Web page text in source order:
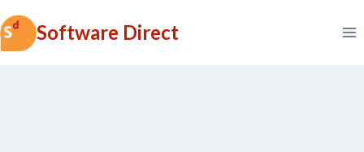
to
content
Software Direct